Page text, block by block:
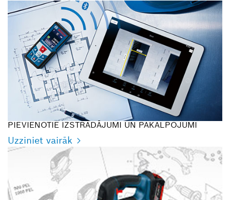
PIEVIENOTIE IZSTRĀDĀJUMI UN PAKALPOJUMI
Uzziniet vairāk